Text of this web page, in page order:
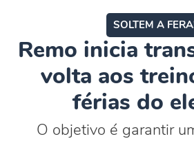
SOLTEM A
Remo inicia
volta aos
férias do
O objetivo é garantir